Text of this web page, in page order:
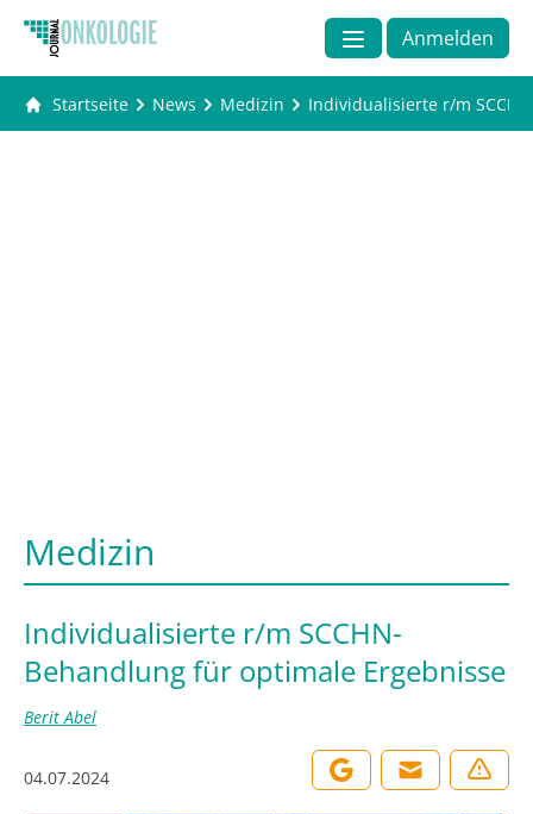
Anmelden
Startseite News Medizin Individualisierte r/m
Medizin
Individualisierte r/m SCCHN-
Behandlung für optimale Ergebnisse
Berit Abel
04.07.2024